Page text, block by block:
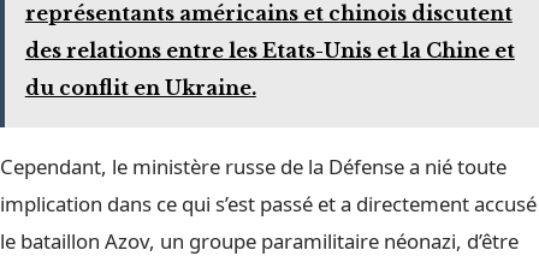
représentants américains et chinois discutent
des relations entre les Etats-Unis et la Chine et
du conflit en Ukraine.
Cependant, le ministère russe de la Défense a nié toute
implication dans ce qui s’est passé et a directement accusé
le bataillon Azov, un groupe paramilitaire néonazi, d’être